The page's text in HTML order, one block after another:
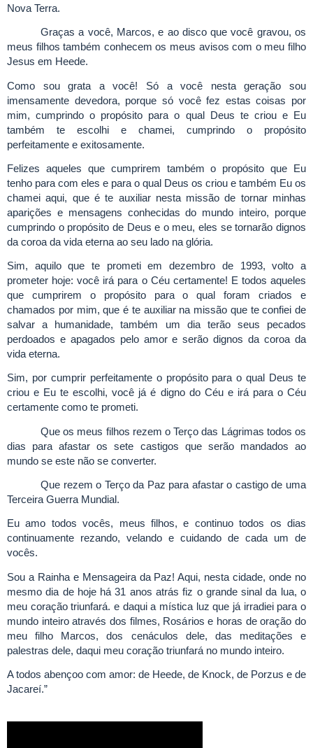
Nova Terra.
Graças a você, Marcos, e ao disco que você gravou, os
meus filhos também conhecem os meus avisos com o meu filho
Jesus em Heede.
Como sou grata a você! Só a você nesta geração sou
imensamente devedora, porque só você fez estas coisas por
mim, cumprindo o propósito para o qual Deus te criou e Eu
também te escolhi e chamei, cumprindo o propósito
perfeitamente e exitosamente.
Felizes aqueles que cumprirem também o propósito que Eu
tenho para com eles e para o qual Deus os criou e também Eu os
chamei aqui, que é te auxiliar nesta missão de tornar minhas
aparições e mensagens conhecidas do mundo inteiro, porque
cumprindo o propósito de Deus e o meu, eles se tornarão dignos
da coroa da vida eterna ao seu lado na glória.
Sim, aquilo que te prometi em dezembro de 1993, volto a
prometer hoje: você irá para o Céu certamente! E todos aqueles
que cumprirem o propósito para o qual foram criados e
chamados por mim, que é te auxiliar na missão que te confiei de
salvar a humanidade, também um dia terão seus pecados
perdoados e apagados pelo amor e serão dignos da coroa da
vida eterna.
Sim, por cumprir perfeitamente o propósito para o qual Deus te
criou e Eu te escolhi, você já é digno do Céu e irá para o Céu
certamente como te prometi.
Que os meus filhos rezem o Terço das Lágrimas todos os
dias para afastar os sete castigos que serão mandados ao
mundo se este não se converter.
Que rezem o Terço da Paz para afastar o castigo de uma
Terceira Guerra Mundial.
Eu amo todos vocês, meus filhos, e continuo todos os dias
continuamente rezando, velando e cuidando de cada um de
vocês.
Sou a Rainha e Mensageira da Paz! Aqui, nesta cidade, onde no
mesmo dia de hoje há 31 anos atrás fiz o grande sinal da lua, o
meu coração triunfará. e daqui a mística luz que já irradiei para o
mundo inteiro através dos filmes, Rosários e horas de oração do
meu filho Marcos, dos cenáculos dele, das meditações e
palestras dele, daqui meu coração triunfará no mundo inteiro.
A todos abençoo com amor: de Heede, de Knock, de Porzus e de
Jacareí.”